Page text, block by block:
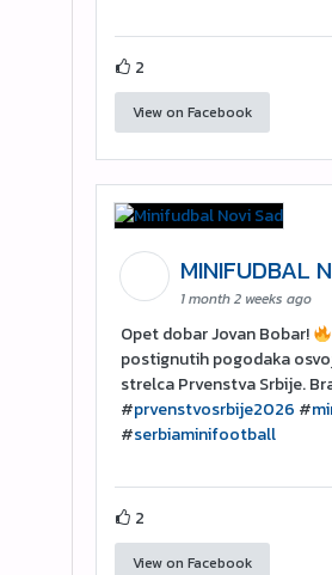
2
View on Facebook
MINIFUDBAL
1 month 2 weeks ago
Opet dobar Jovan Bobar!
postignutih pogodaka
strelca Prvenstva Srbije.
#prvenstvosrbije2026 #
#serbiaminifootball
2
View on Facebook